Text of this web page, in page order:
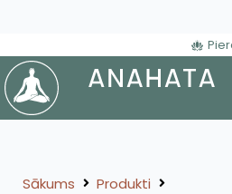
Sākums Produkti